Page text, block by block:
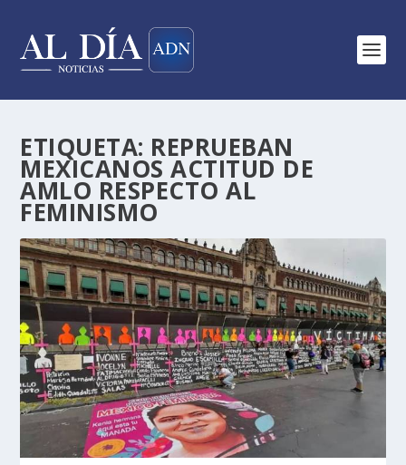
ETIQUETA: REPRUEBAN
MEXICANOS ACTITUD DE
AMLO RESPECTO AL
FEMINISMO